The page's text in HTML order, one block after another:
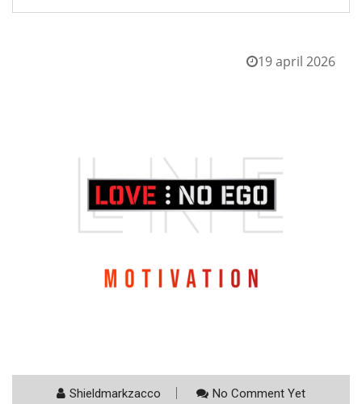
19 april 2026
Shieldmarkzacco No Comment Yet